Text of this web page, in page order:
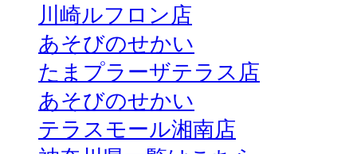
川崎ルフロン店
あそびのせかい
たまプラーザテラス店
あそびのせかい
テラスモール湘南店